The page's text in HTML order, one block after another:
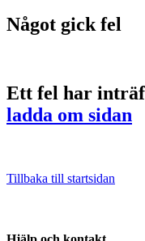
Något gick fel
Ett fel har
ladda om sidan
Tillbaka till startsidan